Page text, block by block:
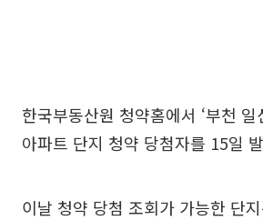
한국부동산원 청약홈에서 ‘부천 일
아파트 단지 청약 당첨자를 15일
이날 청약 당첨 조회가 가능한 단